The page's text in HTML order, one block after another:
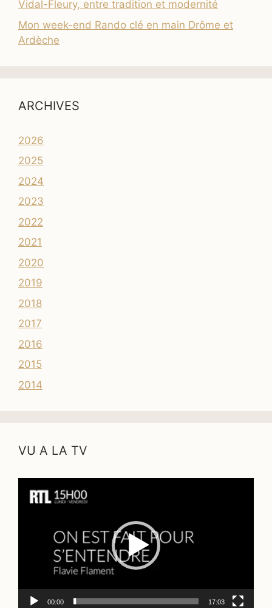
Vidal-Fleury, entre tradition et modernité
Mon week-end Rando clé en main Drôme et
Ardèche
ARCHIVES
2026
2025
2024
2023
2022
2021
2020
2019
2018
2017
2016
2015
2014
VU A LA TV
vidéo
00:00 17:03